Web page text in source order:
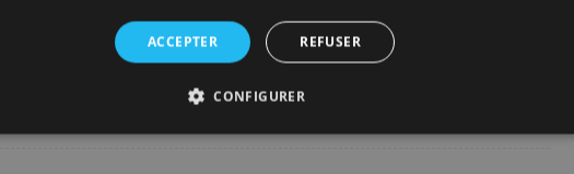
Facebook
X
ACCEPTER REFUSER
CONFIGURER